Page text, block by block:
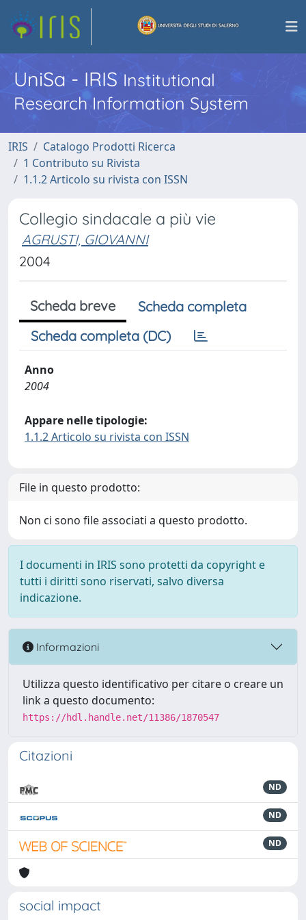
UniSa - IRISInstitutional
Research Information System
IRIS
Catalogo Prodotti Ricerca
1 Contributo su Rivista
1.1.2 Articolo su rivista con ISSN
Collegio sindacale a più vie
AGRUSTI, GIOVANNI
2004
Scheda breve
Scheda completa
Scheda completa (DC)
Anno
2004
Appare nelle tipologie:
1.1.2 Articolo su rivista con ISSN
File in questo prodotto:
Non ci sono file associati a questo prodotto.
I documenti in IRIS sono protetti da copyright e
tutti i diritti sono riservati, salvo diversa
indicazione.
Informazioni
Utilizza questo identificativo per citare o creare un
link a questo documento:
https://hdl.handle.net/11386/1870547
Citazioni
ND
ND
ND
social impact